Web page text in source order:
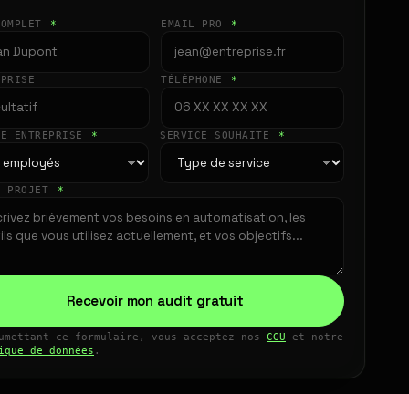
* EMAIL PRO *
TÉLÉPHONE *
ENTREPRISE * SERVICE SOUHAITÉ *
PROJET *
Recevoir mon audit gratuit
ce formulaire, vous acceptez nos CGU et notre
de données .